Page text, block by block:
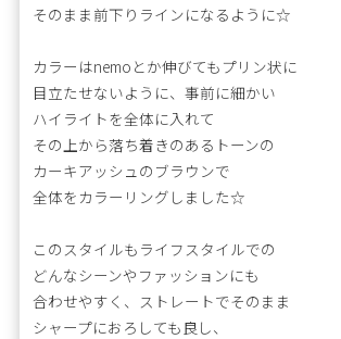
そのまま前下りラインになるように☆
カラーはnemoとか伸びてもプリン状に
目立たせないように、事前に細かい
ハイライトを全体に入れて
その上から落ち着きのあるトーンの
カーキアッシュのブラウンで
全体をカラーリングしました☆
このスタイルもライフスタイルでの
どんなシーンやファッションにも
合わせやすく、ストレートでそのまま
シャープにおろしても良し、